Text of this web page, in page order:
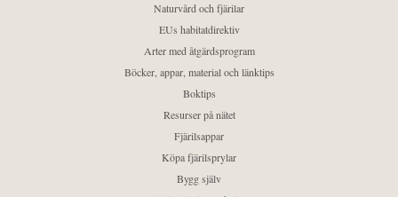
Naturvård och fjärilar
EUs habitatdirektiv
Arter med åtgärdsprogram
Böcker, appar, material och länktips
Boktips
Resurser på nätet
Fjärilsappar
Köpa fjärilsprylar
Bygg själv